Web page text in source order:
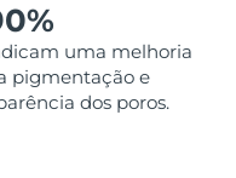
uma melhoria
pigmentação e
dos poros.
Entrega prevista8/12/26
Entrega prevista8/20/26